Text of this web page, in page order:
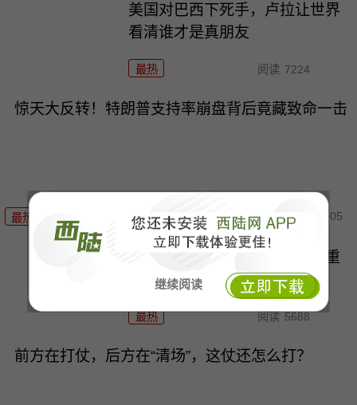
继续阅读
美国对巴西下死手，卢拉让世界
看清谁才是真朋友
最热 阅读 7224
惊天大反转！特朗普支持率崩盘背后竟藏致命一击
最热 阅读 6933 08-05
美国如此救日元，背后藏着三重
收割日本的阳谋！
最热 阅读 5688
前方在打仗，后方在“清场”，这仗还怎么打？